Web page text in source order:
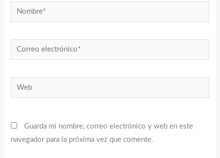
Nombre*
Correo
electrónico*
Web
Guarda mi nombre, correo electrónico y web en este
navegador para la próxima vez que comente.